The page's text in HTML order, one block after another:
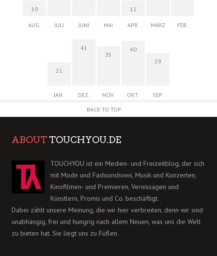
10
AUG. JULI JUNI MAI
11
APR. MÄRZ FEB.
21
JAN.
41
DEZ.
35
NOV.
40
OKT.
29
SEP.
BACK TO TOP
ABOUT TOUCHYOU.DE
TOUCHYOU ist ein Medien- und Freizeitblog, der sich
mit Mode und Fashionshows, Musik und Konzerten,
Kinofilmen- und Premieren, Vernissagen und
Künstlern, Promis und Co. beschäftigt.
Dabei zählt unsere Meinung, die wir hier verbreiten, denn wir sind
unabhängig, frei und hungrig nach allem Neuen, was uns die Welt
zu bieten hat. Sie liegt uns zu Füßen.